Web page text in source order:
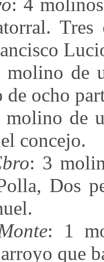
molino de
de ocho
de
concejo.
: 3
Dos
: 1
que